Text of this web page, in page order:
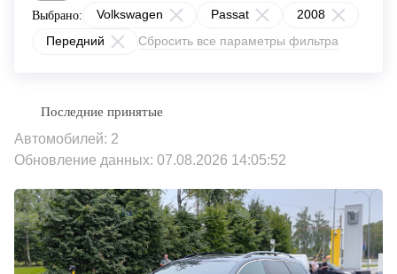
Выбрано: Volkswagen Passat
2008
Передний
Сбросить все параметры фильтра
Автомобилей: 2
Обновление данных: 07.08.2026 14:05:52